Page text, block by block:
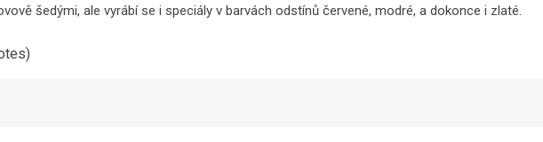
šedými, ale vyrábí se i speciály v barvách odstínů červené, modré, a dokonce i zlaté.